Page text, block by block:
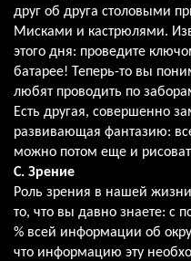
друг об друга столовыми
Мисками и кастрюлями.
этого дня: проведите
батарее! Теперь-то вы
любят проводить по
Есть другая, совершенно
развивающая фантазию:
можно потом еще и
С. Зрение
Роль зрения в нашей
то, что вы давно знаете:
% всей информации об
что информацию эту